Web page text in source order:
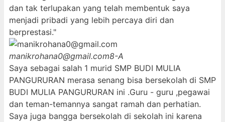
dan tak terlupakan yang telah membentuk saya
menjadi pribadi yang lebih percaya diri dan
berprestasi."
manikrohana0@gmail.com8-A
Saya sebagai salah 1 murid SMP BUDI MULIA
PANGURURAN merasa senang bisa bersekolah di SMP
BUDI MULIA PANGURURAN ini .Guru - guru ,pegawai
dan teman-temannya sangat ramah dan perhatian.
Saya juga bangga bersekolah di sekolah ini karena